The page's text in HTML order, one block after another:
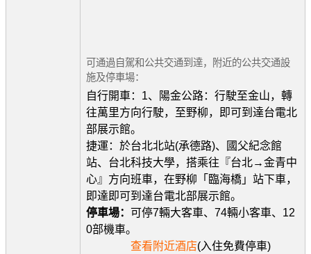
可通過自駕和公共交通到達，附近的公共交通設
施及停車場：
自行開車：1、陽金公路：行駛至金山，轉
往萬里方向行駛，至野柳，即可到達台電北
部展示館。
捷運：於台北北站(承德路)、國父紀念館
站、台北科技大學，搭乘往『台北→金青中
心』方向班車，在野柳「臨海橋」站下車，
即達即可到達台電北部展示館。
停車場： 可停7輛大客車、74輛小客車、12
0部機車。
查看附近酒店(入住免費停車)